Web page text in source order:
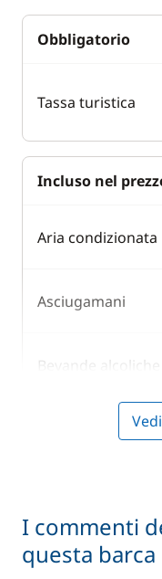
Obbligatorio
Tassa turistica
Incluso nel
Aria condizionata
Asciugamani
Bevande alcoliche
Bevande
Generatore
I commenti
questa barca